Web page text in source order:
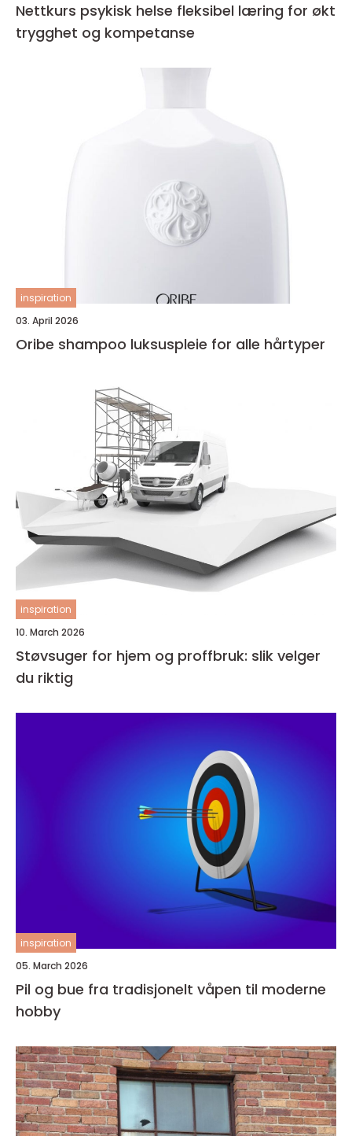
Nettkurs psykisk helse fleksibel læring for økt
trygghet og kompetanse
inspiration
03. April 2026
Oribe shampoo luksuspleie for alle hårtyper
inspiration
10. March 2026
Støvsuger for hjem og proffbruk: slik velger
du riktig
inspiration
05. March 2026
Pil og bue fra tradisjonelt våpen til moderne
hobby